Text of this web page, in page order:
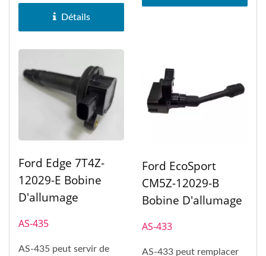
Détails
Ford Edge 7T4Z-
12029-E Bobine
D'allumage
AS-435
AS-435 peut servir de
Ford EcoSport
CM5Z-12029-B
Bobine D'allumage
AS-433
AS-433 peut remplacer